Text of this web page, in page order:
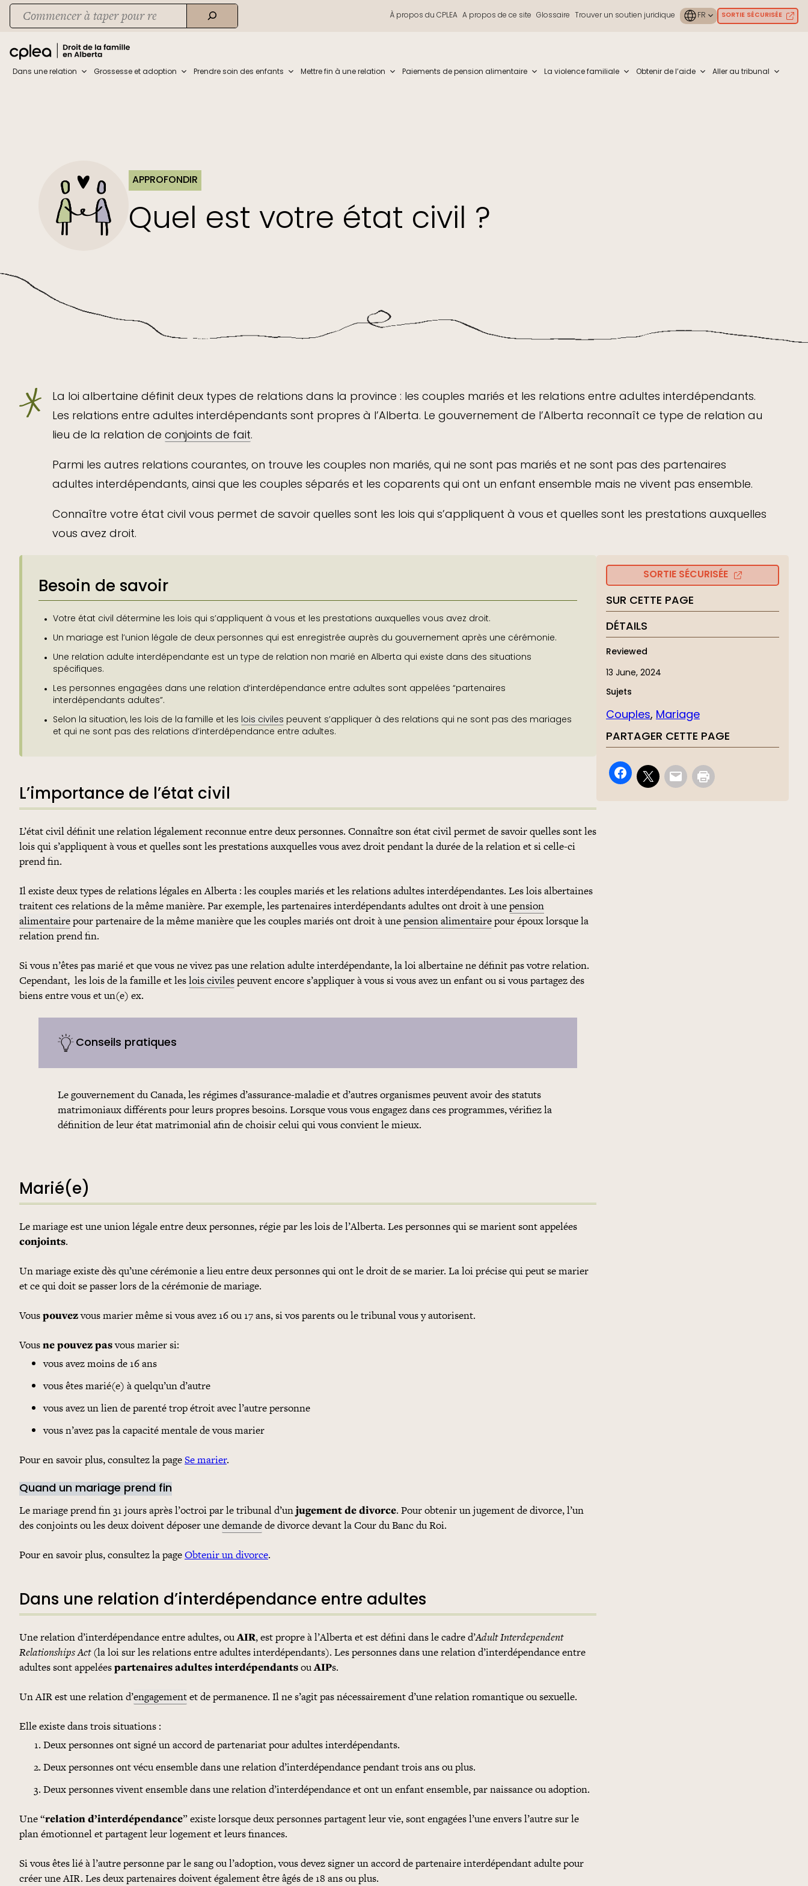
SkipRecherche
À propos du CPLEA A propos de ce site Glossaire Trouver un soutien juridique SORTIE SÉCURISÉE
Dans une relation Grossesse et adoption Prendre soin des enfants Mettre fin à une relation Paiements de pension alimentaire La violence familiale Obtenir de l’aide Aller au tribunal
APPROFONDIR
Quel est votre état civil ?
La loi albertaine définit deux types de relations dans la province : les couples mariés et les relations entre adultes interdépendants.
Les relations entre adultes interdépendants sont propres à l’Alberta. Le gouvernement de l’Alberta reconnaît ce type de relation au
lieu de la relation de conjoints de fait.
Parmi les autres relations courantes, on trouve les couples non mariés, qui ne sont pas mariés et ne sont pas des partenaires
adultes interdépendants, ainsi que les couples séparés et les coparents qui ont un enfant ensemble mais ne vivent pas ensemble.
Connaître votre état civil vous permet de savoir quelles sont les lois qui s’appliquent à vous et quelles sont les prestations auxquelles
vous avez droit.
Besoin de savoir
Votre état civil détermine les lois qui s’appliquent à vous et les prestations auxquelles vous avez droit.
Un mariage est l’union légale de deux personnes qui est enregistrée auprès du gouvernement après une cérémonie.
Une relation adulte interdépendante est un type de relation non marié en Alberta qui existe dans des situations
spécifiques.
Les personnes engagées dans une relation d’interdépendance entre adultes sont appelées “partenaires
interdépendants adultes”.
Selon la situation, les lois de la famille et les lois civiles peuvent s’appliquer à des relations qui ne sont pas des mariages
et qui ne sont pas des relations d’interdépendance entre adultes.
L’importance de l’état civil
L’état civil définit une relation légalement reconnue entre deux personnes. Connaître son état civil permet de savoir quelles sont les
lois qui s’appliquent à vous et quelles sont les prestations auxquelles vous avez droit pendant la durée de la relation et si celle-ci
prend fin.
Il existe deux types de relations légales en Alberta : les couples mariés et les relations adultes interdépendantes. Les lois albertaines
traitent ces relations de la même manière. Par exemple, les partenaires interdépendants adultes ont droit à unepension
alimentairepour partenaire de la même manière que les couples mariés ont droit à unepension alimentairepour époux lorsque la
relation prend fin.
Si vous n’êtes pas marié et que vous ne vivez pas une relation adulte interdépendante, la loi albertaine ne définit pas votre relation.
Cependant, les lois de la famille et leslois civilespeuvent encore s’appliquer à vous si vous avez un enfant ou si vous partagez des
biens entre vous et un(e) ex.
Conseils pratiques
Le gouvernement du Canada, les régimes d’assurance-maladie et d’autres organismes peuvent avoir des statuts
matrimoniaux différents pour leurs propres besoins. Lorsque vous vous engagez dans ces programmes, vérifiez la
définition de leur état matrimonial afin de choisir celui qui vous convient le mieux.
Marié(e)
Le mariage est une union légale entre deux personnes, régie par les lois de l’Alberta. Les personnes qui se marient sont appelées
conjoints.
Un mariage existe dès qu’une cérémonie a lieu entre deux personnes qui ont le droit de se marier. La loi précise qui peut se marier
et ce qui doit se passer lors de la cérémonie de mariage.
Vouspouvezvous marier même si vous avez 16 ou 17 ans, si vos parents ou le tribunal vous y autorisent.
Vousne pouvez pasvous marier si:
vous avez moins de 16 ans
vous êtes marié(e) à quelqu’un d’autre
vous avez un lien de parenté trop étroit avec l’autre personne
vous n’avez pas la capacité mentale de vous marier
Pour en savoir plus, consultez la pageSe marier.
Quand un mariage prend fin
Le mariage prend fin 31 jours après l’octroi par le tribunal d’unjugement de divorce. Pour obtenir un jugement de divorce, l’un
des conjoints ou les deux doivent déposer unedemandede divorce devant la Cour du Banc du Roi.
Pour en savoir plus, consultez la pageObtenir un divorce.
Dans une relation d’interdépendance entre adultes
Une relation d’interdépendance entre adultes, ouAIR, est propre à l’Alberta et est défini dans le cadre d’Adult Interdependent
Relationships Act(la loi sur les relations entre adultes interdépendants). Les personnes dans une relation d’interdépendance entre
adultes sont appeléespartenaires adultes interdépendantsouAIPs.
Un AIR est une relation d’engagementet de permanence. Il ne s’agit pas nécessairement d’une relation romantique ou sexuelle.
Elle existe dans trois situations :
Deux personnes ont signé un accord de partenariat pour adultes interdépendants.
Deux personnes ont vécu ensemble dans une relation d’interdépendance pendant trois ans ou plus.
Deux personnes vivent ensemble dans une relation d’interdépendance et ont un enfant ensemble, par naissance ou adoption.
Une “relation d’interdépendance” existe lorsque deux personnes partagent leur vie, sont engagées l’une envers l’autre sur le
plan émotionnel et partagent leur logement et leurs finances.
Si vous êtes lié à l’autre personne par le sang ou l’adoption, vous devez signer un accord de partenaire interdépendant adulte pour
créer une AIR. Les deux partenaires doivent également être âgés de 18 ans ou plus.
SORTIE SÉCURISÉE
SUR CETTE PAGE
DÉTAILS
Reviewed
13 June, 2024
Sujets
Couples, Mariage
PARTAGER CETTE PAGE